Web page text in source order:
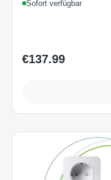
Regular price:
€137.99